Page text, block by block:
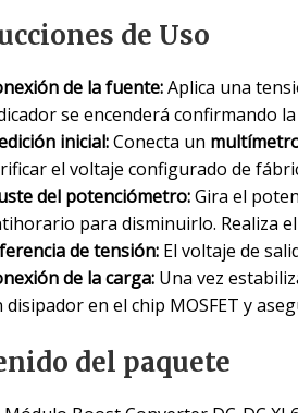
de Uso
de la fuente:Aplica una
se encenderá confirmando
inicial:Conecta un
el voltaje configurado de
del potenciómetro:Gira el
para disminuirlo. Realiza
de tensión:El voltaje de
de la carga:Una vez
disipador en el chip MOSFET y
del paquete